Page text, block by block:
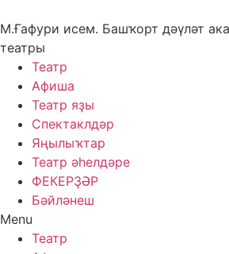
to
content
М.Ғафури исем. Башҡорт дәүләт
театры
Театр
Афиша
Театр яҙы
Спектаклдәр
Яңылыҡтар
Театр әһелдәре
ФЕКЕРҘӘР
Бәйләнеш
Menu
Театр